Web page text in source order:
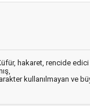
hakaret, rencide edici
kullanılmayan ve